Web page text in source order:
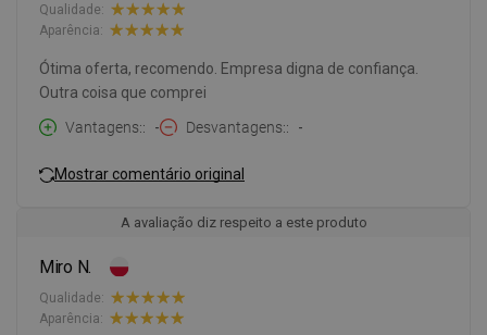
Qualidade:
Aparência:
Ótima oferta, recomendo. Empresa digna de confiança.
Outra coisa que comprei
Vantagens:
- Desvantagens: -
Mostrar comentário original
A avaliação diz respeito a este produto
Miro N.
Qualidade:
Aparência: